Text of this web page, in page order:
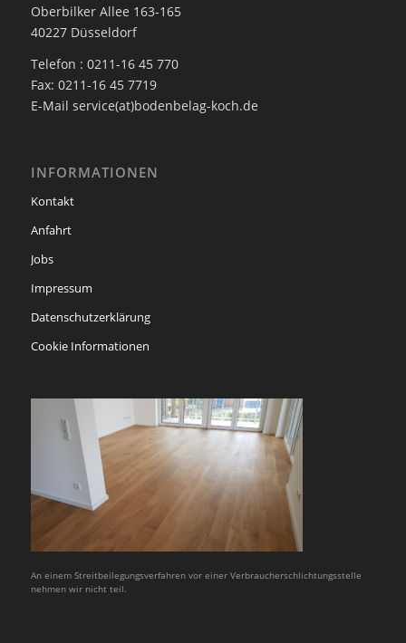
Oberbilker Allee 163-165
40227 Düsseldorf
Telefon : 0211-16 45 770
Fax: 0211-16 45 7719
E-Mail service(at)bodenbelag-koch.de
INFORMATIONEN
Kontakt
Anfahrt
Jobs
Impressum
Datenschutzerklärung
Cookie Informationen
An einem Streitbeilegungsverfahren vor einer Verbraucherschlichtungsstelle
nehmen wir nicht teil.